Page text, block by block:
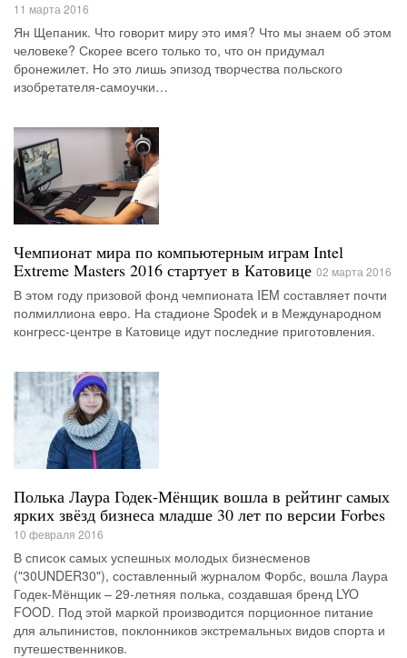
11 марта 2016
Ян Щепаник. Что говорит миру это имя? Что мы знаем об этом
человеке? Скорее всего только то, что он придумал
бронежилет. Но это лишь эпизод творчества польского
изобретателя-самоучки…
Чемпионат мира по компьютерным играм Intel
Extreme Masters 2016 стартует в Катовице 02 марта 2016
В этом году призовой фонд чемпионата IEM составляет почти
полмиллиона евро. На стадионе Spodek и в Международном
конгресс-центре в Катовице идут последние приготовления.
Полька Лаура Годек-Мёнщик вошла в рейтинг самых
ярких звёзд бизнеса младше 30 лет по версии Forbes
10 февраля 2016
В список самых успешных молодых бизнесменов
("30UNDER30"), составленный журналом Форбс, вошла Лаура
Годек-Мёнщик – 29-летняя полька, создавшая бренд LYO
FOOD. Под этой маркой производится порционное питание
для альпинистов, поклонников экстремальных видов спорта и
путешественников.